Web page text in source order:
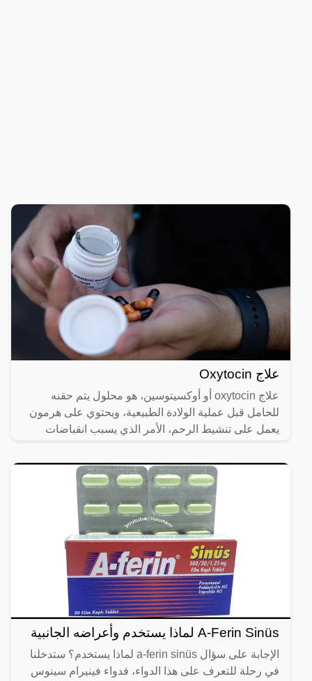
علاج Oxytocin
علاج oxytocin أو أوكسيتوسين، هو محلول يتم حقنه
للحامل قبل عملية الولادة الطبيعية، ويحتوي على هرمون
يعمل على تنشيط الرحم، الأمر الذي يسبب انقباضات
A-Ferin Sinüs لماذا يستخدم وأعراضه الجانبية
الإجابة على سؤال a-ferin sinüs لماذا يستخدم؟ ستدخلنا
في رحلة للتعرف على هذا الدواء، فدواء فينيرام سينوس